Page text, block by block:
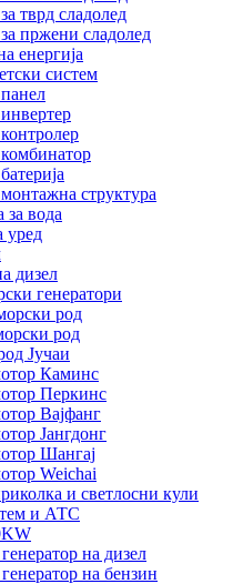
тврд сладолед
пржени сладолед
енергија
систем
структура
вода
уред
дизел
генератори
род
род
Јучаи
Каминс
Перкинс
Вајфанг
Јангдонг
Шангај
Weichai
и светлосни кули
и АТС
на дизел
на бензин